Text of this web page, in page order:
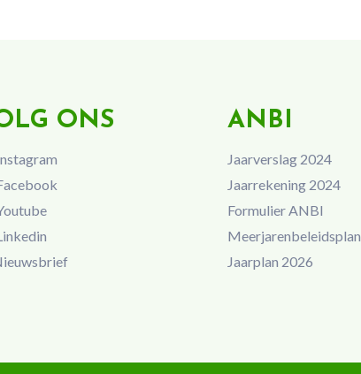
ONS ANBI
Jaarverslag 2024
Jaarrekening 2024
Formulier ANBI
Meerjarenbeleidsplan
Jaarplan 2026